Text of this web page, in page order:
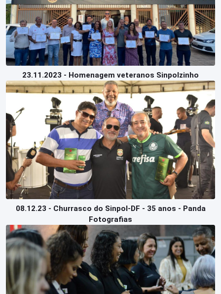
23.11.2023 - Homenagem veteranos Sinpolzinho
08.12.23 - Churrasco do Sinpol-DF - 35 anos - Panda
Fotografias